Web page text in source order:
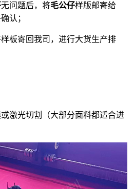
无问题后，将毛公仔样版邮寄给
认；
板寄回我司，进行大货生产排
激光切割（大部分面料都适合进